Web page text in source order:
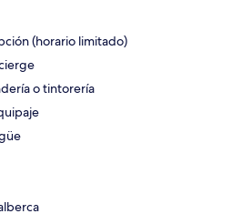
(horario limitado)
o tintorería